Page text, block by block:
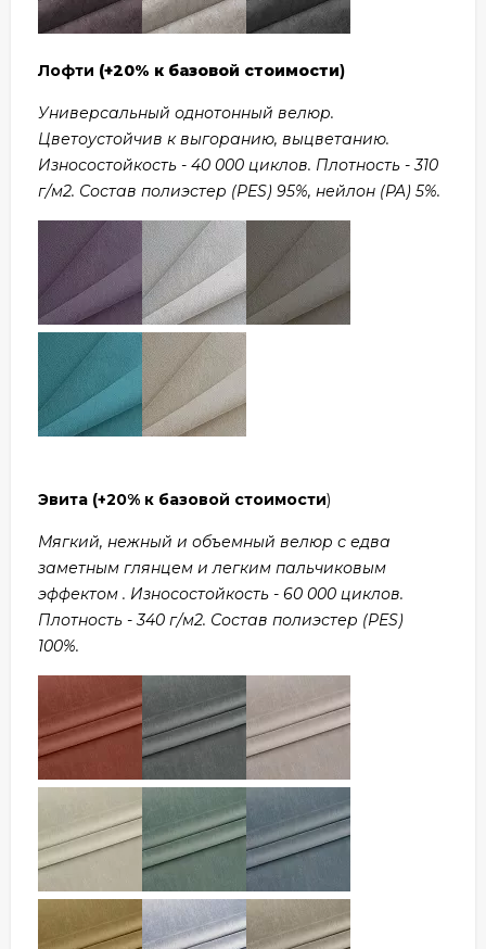
Лофти (+20% к базовой стоимости)
Универсальный однотонный велюр.
Цветоустойчив к выгоранию, выцветанию.
Износостойкость - 40 000 циклов. Плотность - 310
г/м2. Состав полиэстер (PES) 95%, нейлон (PA) 5%.
Эвита (+20% к базовой стоимости)
Мягкий, нежный и объемный велюр с едва
заметным глянцем и легким пальчиковым
эффектом . Износостойкость - 60 000 циклов.
Плотность - 340 г/м2. Состав полиэстер (PES)
100%.